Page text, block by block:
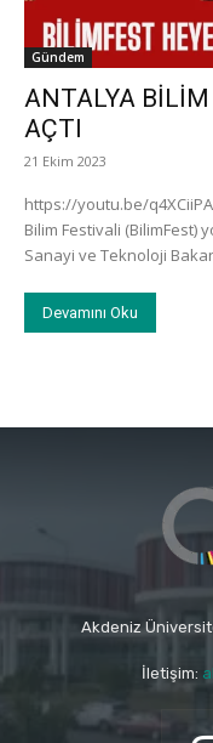
Gündem
ANTALYA
AÇTI
21 Ekim 2023
https://youtu.be/
Bilim Festivali (BilimFest)
Sanayi ve Teknoloji
Devamını Oku
Akdeniz
İletişim: